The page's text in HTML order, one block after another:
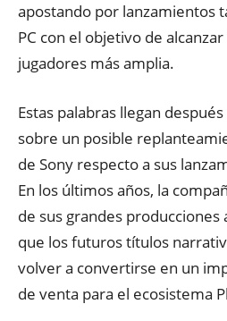
apostando por lanzamientos
PC con el objetivo de
jugadores más amplia.
Estas palabras llegan
sobre un posible
de Sony respecto a sus
En los últimos años, la
de sus grandes producciones
que los futuros títulos
volver a convertirse en un
de venta para el ecosistema